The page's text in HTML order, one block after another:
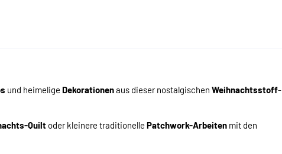
und heimelige Dekorationenaus dieser nostalgischen Weihnachtsstoff-
Quilt oder kleinere traditionelle Patchwork-Arbeiten mit den